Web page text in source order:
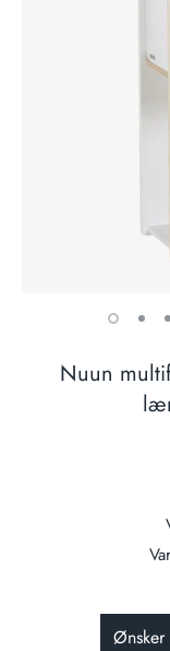
Nuun
Ønsker